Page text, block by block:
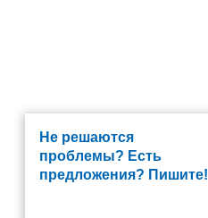
Не решаются
проблемы? Есть
предложения? Пишите!